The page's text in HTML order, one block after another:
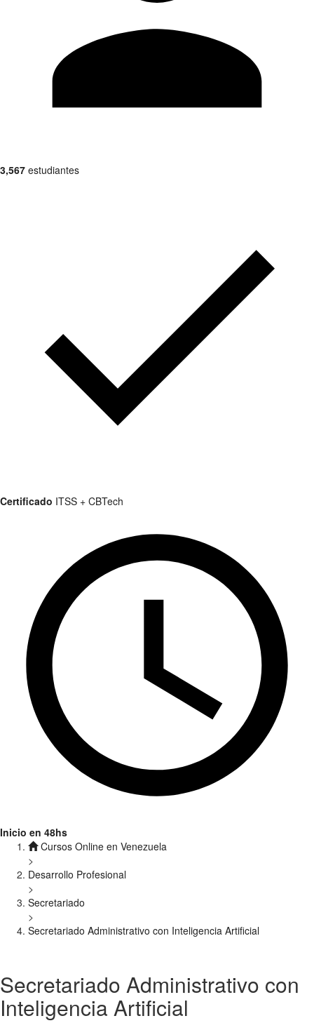
3,567 estudiantes
Certificado ITSS + CBTech
Inicio en 48hs
Cursos Online en Venezuela
>
Desarrollo Profesional
>
Secretariado
>
Secretariado Administrativo con Inteligencia Artificial
Secretariado Administrativo con
Inteligencia Artificial